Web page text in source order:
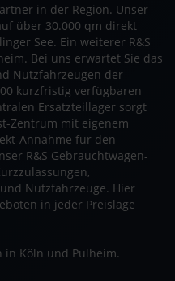
in der Region. Unser
über 30.000 qm direkt
See. Ein weiterer R&S
Bei uns erwartet Sie das
Nutzfahrzeugen der
kurzfristig verfügbaren
Ersatzteillager sorgt
Zentrum mit eigenem
Annahme für den
R&S Gebrauchtwagen-
Nutzfahrzeuge. Hier
in jeder Preislage
Köln und Pulheim.